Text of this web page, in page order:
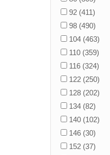
92 (411)
98 (490)
104 (463)
110 (359)
116 (324)
122 (250)
128 (202)
134 (82)
140 (102)
146 (30)
152 (37)